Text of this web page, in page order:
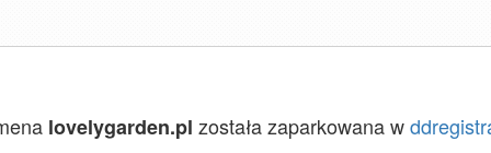
lovelygarden.pl została zaparkowana w